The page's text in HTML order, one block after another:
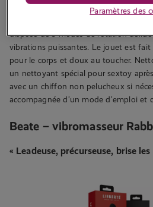
avec force, passion et pleine
dispose de 3 modes de rotation
vibrations puissantes. Le jouet est fait
pour le corps et doux au toucher.
un nettoyant spécial pour sextoy
avec un chiffon non pelucheux si
accompagnée d’un mode d’emploi et
Beate – vibromasseur
« Leadeuse, précurseuse, brise les
Paramètres des